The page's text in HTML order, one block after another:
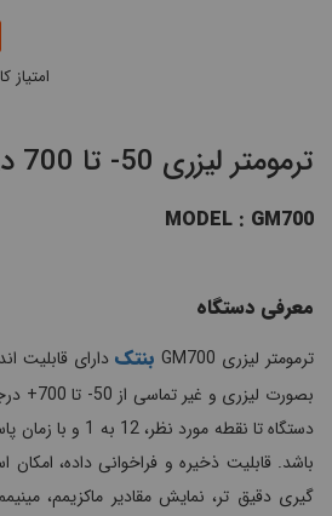
ترمومتر لیزری 50- تا 700 درجه بنتک
MODEL : GM700
معرفی دستگاه
ترمومتر لیزری GM700 بنتک دارای قابلیت
بصورت
باشد. قابلیت ذخیره و فراخوانی داده، امکان
گیری دقیق تر، نمایش مقادیر ماکزیمم،